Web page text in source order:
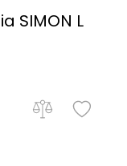
SIMON L